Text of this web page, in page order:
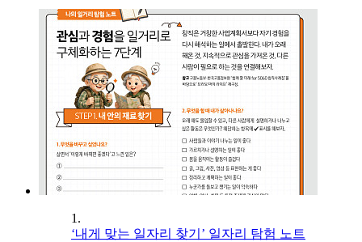
1.
‘내게 맞는 일자리 찾기’ 일자리 탐험 노트